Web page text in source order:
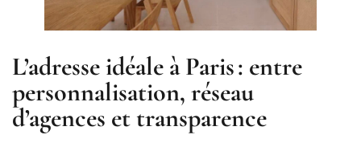
L’adresse idéale à Paris : entre
personnalisation, réseau
d’agences et transparence